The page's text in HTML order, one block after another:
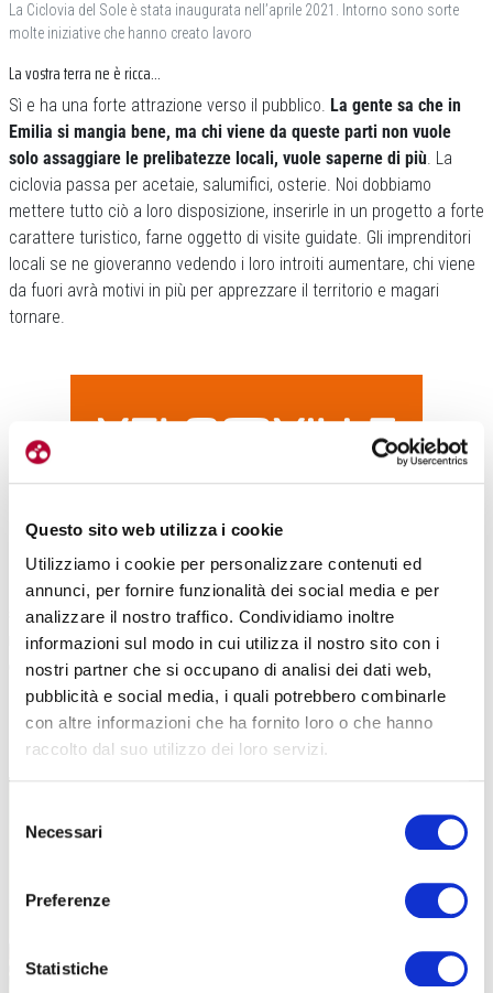
Questo sito web utilizza i cookie
Utilizziamo i cookie per personalizzare contenuti ed
annunci, per fornire funzionalità dei social media e per
analizzare il nostro traffico. Condividiamo inoltre
informazioni sul modo in cui utilizza il nostro sito con i
nostri partner che si occupano di analisi dei dati web,
pubblicità e social media, i quali potrebbero combinarle
con altre informazioni che ha fornito loro o che hanno
raccolto dal suo utilizzo dei loro servizi.
delNecessari
Preferenze
Statistiche
La Ciclovia del Sole è stata inaugurata nell’aprile 2021. Intorno sono sorte
molte iniziative che hanno creato lavoro
La vostra terra ne è ricca…
Sì e ha una forte attrazione verso il pubblico. La gente sa che in
Emilia si mangia bene, ma chi viene da queste parti non vuole
solo assaggiare le prelibatezze locali, vuole saperne di più. La
ciclovia passa per acetaie, salumifici, osterie. Noi dobbiamo
mettere tutto ciò a loro disposizione, inserirle in un progetto a forte
carattere turistico, farne oggetto di visite guidate. Gli imprenditori
locali se ne gioveranno vedendo i loro introiti aumentare, chi viene
da fuori avrà motivi in più per apprezzare il territorio e magari
tornare.
E poi?
Il lavoro non finisce certo qui. Bisogna considerare anche tutto
quel che riguarda i servizi in senso stretto:strutture logistiche che
siano adeguatamente congeniate per chi ha una bici, ma anche
negozi e noleggi dove poter provvedere a riparazioni e sostituzioni
di pezzi. Come si vede si crea un indotto enorme, che può
riguardare mille argomenti legati alle due ruote. Ma c’è un aspetto
che non deve passare inosservato e sul quale noi come sportello
ci stiamo muovendo.